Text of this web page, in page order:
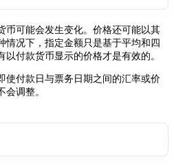
币可能会发生变化。价格还可能以其
情况下，指定金额只是基于平均和四
付款货币显示的价格才是有效的。
使付款日与票务日期之间的汇率或价
调整。